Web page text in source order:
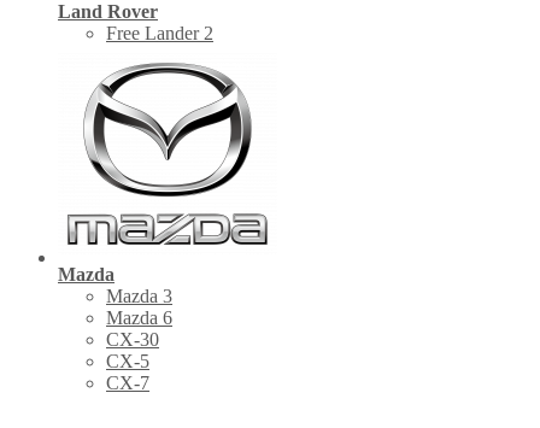
Land Rover
Free Lander 2
Mazda
Mazda 3
Mazda 6
CX-30
СХ-5
CX-7